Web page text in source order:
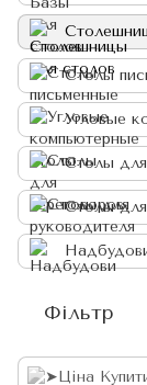
Столы
Угловые
Столы для
Столы
Фільтр